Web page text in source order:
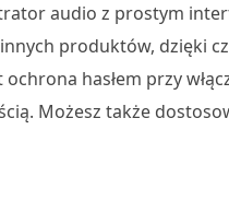
audio z prostym
produktów, dzięki
hasłem przy
Możesz także